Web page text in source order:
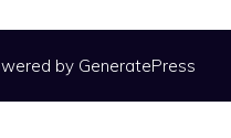
by GeneratePress